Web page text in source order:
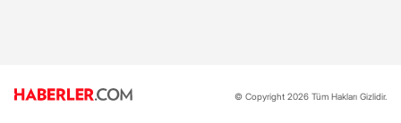
© Copyright 2026 Tüm Hakları Gizlidir.